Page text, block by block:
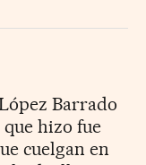
Barrado
hizo fue
cuelgan en